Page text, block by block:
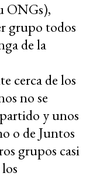
ONGs),
grupo todos
de la
cerca de los
no se
y unos
o de Juntos
grupos casi